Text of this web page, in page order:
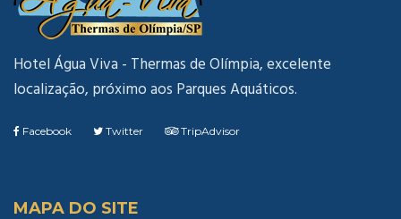
Hotel Água Viva - Thermas de Olímpia, excelente
localização, próximo aos Parques Aquáticos.
Facebook Twitter TripAdvisor
MAPA DO SITE